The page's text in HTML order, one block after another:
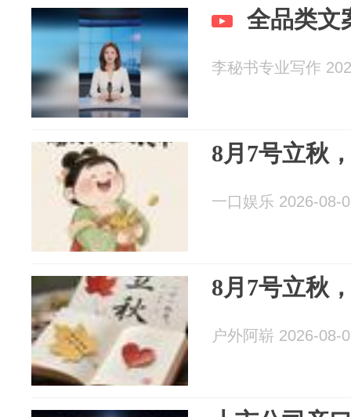
全品类文
李秘书专业写作
8月7号立秋
一口娱乐 2026-08-
8月7号立秋
户外阿崭 2026-08-